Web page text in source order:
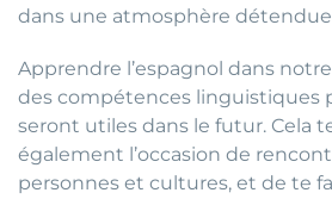
dans une atmosphère
Apprendre l’espagnol dans
des compétences linguistiques
seront utiles dans le futur. Cela
également l’occasion de
personnes et cultures, et de te